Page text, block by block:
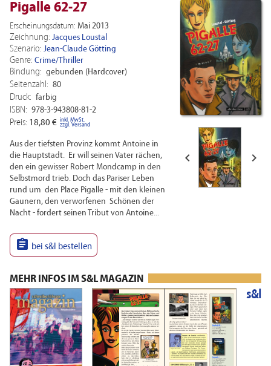
 
Pigalle 62-27
Erscheinungsdatum: Mai 2013
Zeichnung: Jacques Loustal
Szenario: Jean-Claude Götting
Genre: Crime/Thriller
Bindung: gebunden (Hardcover)
Seitenzahl: 80
Druck: farbig
ISBN: 978-3-943808-81-2
Preis: 18,80 € inkl. MwSt.
zzgl. Versand
Aus der tiefsten Provinz kommt Antoine in
die Hauptstadt. Er will seinen Vater rächen,
den ein gewisser Robert Mondcamp in den
Selbstmord trieb. Doch das Pariser Leben
rund um den Place Pigalle - mit den kleinen
Gaunern, den verworfenen Schönen der
Nacht - fordert seinen Tribut von Antoine...
 bei s&l bestellen
MEHR INFOS IM S&L MAGAZIN
s&l